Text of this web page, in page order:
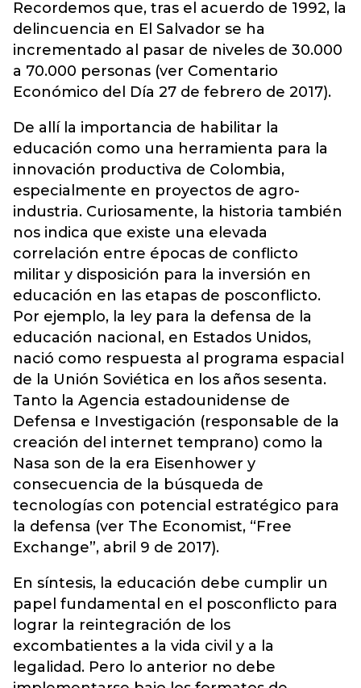
Recordemos que, tras el acuerdo de 1992, la
delincuencia en El Salvador se ha
incrementado al pasar de niveles de 30.000
a 70.000 personas (ver Comentario
Económico del Día 27 de febrero de 2017).
De allí la importancia de habilitar la
educación como una herramienta para la
innovación productiva de Colombia,
especialmente en proyectos de agro-
industria. Curiosamente, la historia también
nos indica que existe una elevada
correlación entre épocas de conflicto
militar y disposición para la inversión en
educación en las etapas de posconflicto.
Por ejemplo, la ley para la defensa de la
educación nacional, en Estados Unidos,
nació como respuesta al programa espacial
de la Unión Soviética en los años sesenta.
Tanto la Agencia estadounidense de
Defensa e Investigación (responsable de la
creación del internet temprano) como la
Nasa son de la era Eisenhower y
consecuencia de la búsqueda de
tecnologías con potencial estratégico para
la defensa (ver The Economist, “Free
Exchange”, abril 9 de 2017).
En síntesis, la educación debe cumplir un
papel fundamental en el posconflicto para
lograr la reintegración de los
excombatientes a la vida civil y a la
legalidad. Pero lo anterior no debe